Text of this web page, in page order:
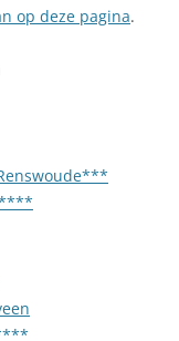
op deze pagina.